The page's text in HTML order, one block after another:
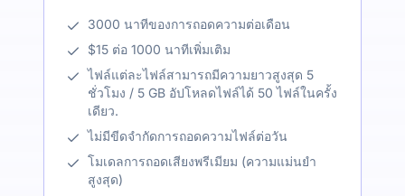
3000 นาทีของการถอดความต่อเดือน
$15 ต่อ 1000 นาทีเพิ่มเติม
ไฟล์แต่ละไฟล์สามารถมีความยาวสูงสุด 5
ชั่วโมง / 5 GB อัปโหลดไฟล์ได้ 50 ไฟล์ในครั้ง
เดียว.
ไม่มีขีดจำกัดการถอดความไฟล์ต่อวัน
โมเดลการถอดเสียงพรีเมียม (ความแม่นยำ
สูงสุด)